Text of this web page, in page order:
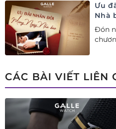
Gia
Ưu
Nhà
Đón
CÁC BÀI VIẾT LIÊN